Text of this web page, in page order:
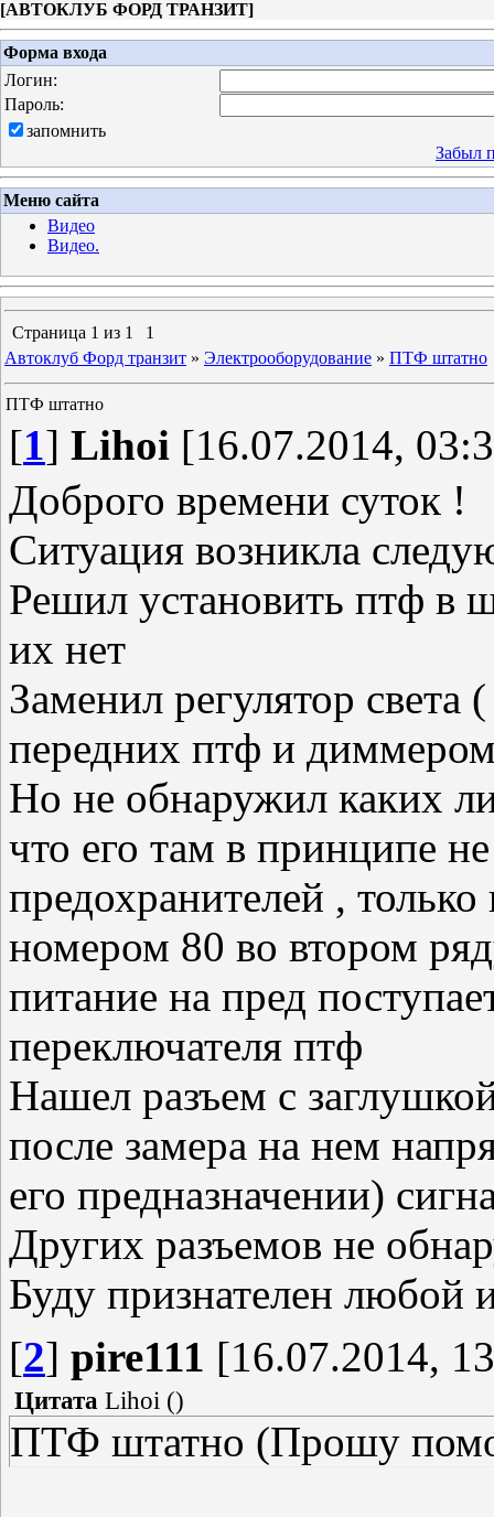
[АВТОКЛУБ ФОРД ТРАНЗИТ]
Форма входа
Логин:
Пароль:
запомнить
Забыл
Меню сайта
Видео
Видео.
Страница 1 из 1
1
Автоклуб Форд транзит » Электрооборудование » ПТФ штатно
ПТФ штатно
[1] Lihoi [16.07.2014,
Доброго времени суток !
Ситуация возникла
Решил установить птф в
их нет
Заменил регулятор
передних птф и
Но не обнаружил каких
что его там в принципе
предохранителей ,
номером 80 во втором
питание на пред
переключателя птф
Нашел разъем с
после замера на нем
его предназначении)
Других разъемов не
Буду признателен
[2] pire111 [16.07.2014,
Цитата Lihoi ()
ПТФ штатно (Прошу